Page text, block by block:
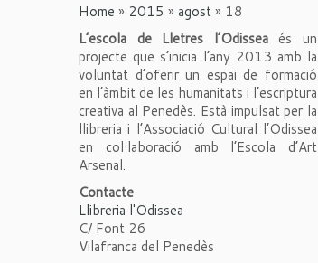
Home » 2015 » agost» 18
L’escola de Lletres l’Odisseaés un
projecte que s’inicia l’any 2013 amb la
voluntat d’oferir un espai de formació
en l’àmbit de les humanitats i l’escriptura
creativa al Penedès. Està impulsat per la
llibreria i l’Associació Cultural l’Odissea
en col·laboració amb l’Escola d’Art
Arsenal.
Contacte
Llibreria l'Odissea
C/ Font 26
Vilafranca del Penedès